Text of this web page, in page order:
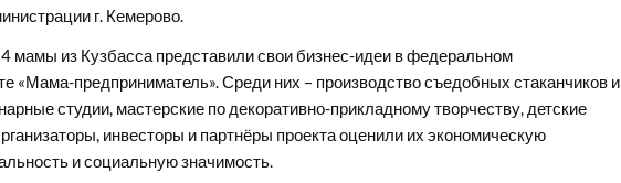
г. Кемерово.
мамы из Кузбасса представили свои бизнес-идеи в федеральном
«Мама-предприниматель». Среди них – производство съедобных стаканчиков и
студии, мастерские по декоративно-прикладному творчеству, детские
инвесторы и партнёры проекта оценили их экономическую
и социальную значимость.